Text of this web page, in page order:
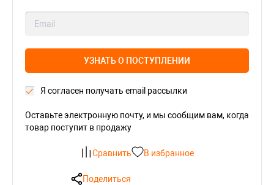
УЗНАТЬ О ПОСТУПЛЕНИИ
Я согласен получать email рассылки
Оставьте электронную почту, и мы сообщим вам, когда
товар поступит в продажу
Сравнить В избранное
Поделиться